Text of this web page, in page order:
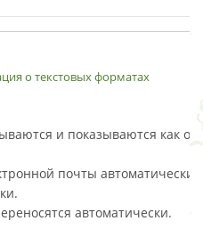
о текстовых форматах
и показываются как
почты автоматически
автоматически.